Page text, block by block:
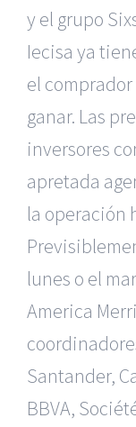
y el grupo
Iecisa ya
el
ganar. Las
inversores
apretada
la operación
lunes o el
America
Santander,
BBVA,